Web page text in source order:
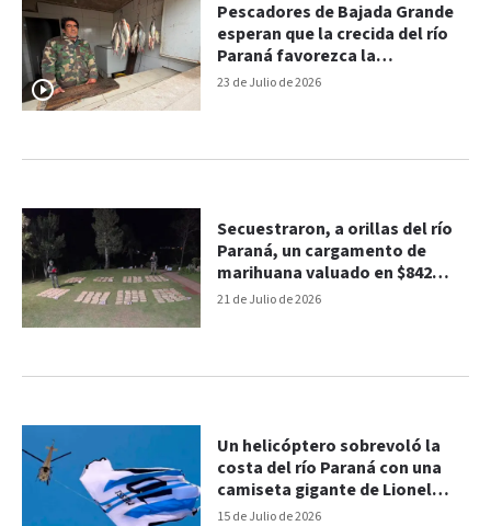
23 de Julio de 2026
Pescadores de Bajada Grande
esperan que la crecida del río
Paraná favorezca la
reproducción de peces
21 de Julio de 2026
Secuestraron, a orillas del río
Paraná, un cargamento de
marihuana valuado en $842
millones
15 de Julio de 2026
Un helicóptero sobrevoló la
costa del río Paraná con una
camiseta gigante de Lionel
Messi